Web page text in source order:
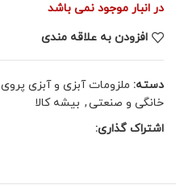
در انبار موجود نمی باشد
افزودن به علاقه مندی
دسته: ملزومات آبزی و آبزی پروی
خانگی و صنعتی, بیشه کالا
اشتراک گذاری: